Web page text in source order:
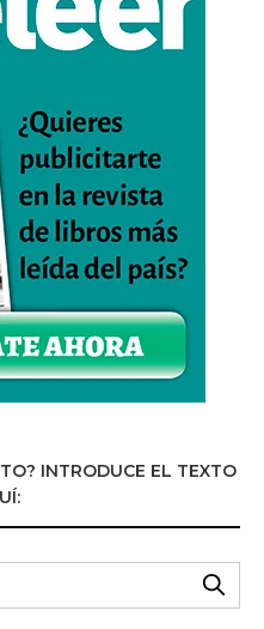
INTRODUCE EL TEXTO